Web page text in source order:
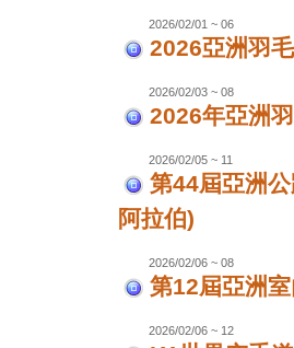
2026/02/01 ~ 06
2026亞洲羽
2026/02/03 ~ 08
2026年亞洲
2026/02/05 ~ 11
第44屆亞洲
阿拉伯)
2026/02/06 ~ 08
第12屆亞洲
2026/02/06 ~ 12